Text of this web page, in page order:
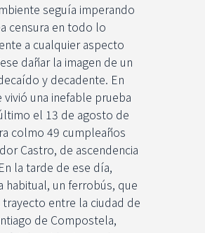
seguía imperando
censura en todo lo
a cualquier aspecto
dañar la imagen de un
y decadente. En
vivió una inefable prueba
el 13 de agosto de
colmo 49 cumpleaños
Castro, de ascendencia
la tarde de ese día,
habitual, un ferrobús, que
entre la ciudad de
de Compostela,